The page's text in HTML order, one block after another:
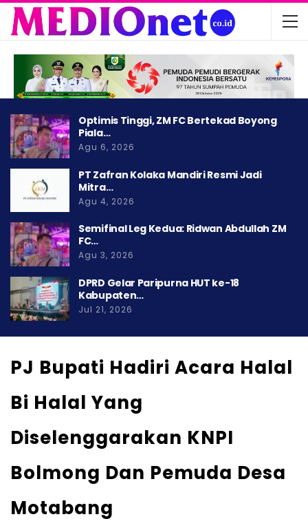
Optimis Tinggi, ZM FC Bertekad Boyong
Piala…
Agu 6, 2026
PT Zafran Kolaka Mandiri Resmi Jadi
Mitra…
Agu 4, 2026
Semifinal Leg Kedua: Ridwan Abdullah ZM
FC…
Agu 3, 2026
DPRD Gelar Paripurna HUT ke-18
Kabupaten…
Jul 21, 2026
PJ Bupati Hadiri Acara Halal
Bi Halal Yang
Diselenggarakan KNPI
Bolmong Dan Pemuda Desa
Motabang